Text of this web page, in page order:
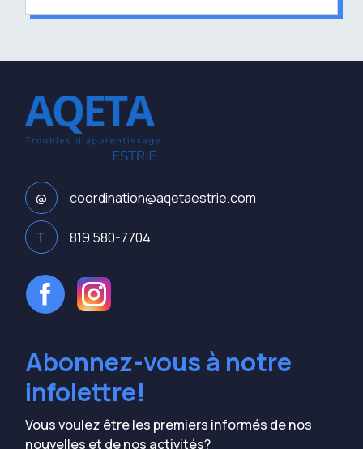
@ coordination@aqetaestrie.com
T 819 580-7704
Abonnez-vous à notre
infolettre!
Vous voulez être les premiers informés de nos
nouvelles et de nos activités?